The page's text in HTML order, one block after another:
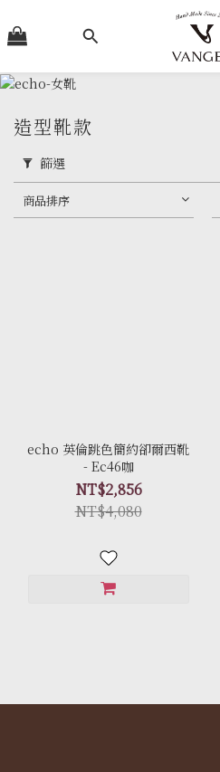
造型靴款
篩選
商品排序
echo 英倫跳色簡約卻爾西靴
- Ec46咖
NT$2,856
NT$4,080